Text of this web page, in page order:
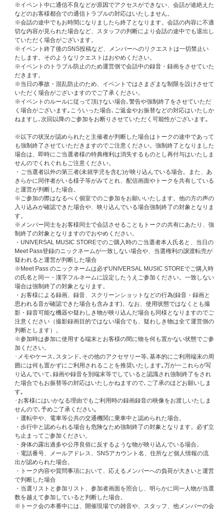
◆タイムテーブル
・1部・・・・ 13:00～13:30（受付開始 / 12:45 ～ 受付終了 / 13:05）
・2部・・・・ 13:30～14:00（受付開始 / 13:15 ～ 受付終了 / 13:35）
・3部・・・・ 14:00～14:30（受付開始 / 13:45 ～ 受付終了 / 14:05）
・4部・・・・ 14:30～15:00（受付開始 / 14:15 ～ 受付終了 / 14:35）
・5部・・・・ 15:00～15:30（受付開始 / 14:45 ～ 受付終了 / 15:05）
・6部・・・・ 16:00～16:30（受付開始 / 15:45 ～ 受付終了 / 16:05）
・7部・・・・ 16:30～17:00（受付開始 / 16:15 ～ 受付終了 / 16:35）
・8部・・・・ 17:00～17:30（受付開始 / 16:45 ～ 受付終了 / 17:05）
・9部・・・・ 17:30～18:00（受付開始 / 17:15 ～ 受付終了 / 17:35）
・10部・・・・ 18:00～18:30（受付開始 / 17:45 ～ 受付終了 / 18:05）
個別オンライントーク会参加メンバー
谷真佑
個別オンライントーク会について
■参加ご希望のお客様は、UNIVERSAL MUSIC STORE内の「個別オンライ
ントーク会抽選対象ページ」にて8th single通常盤（個別オンライントーク
会抽選対象）をご予約・ご入金ください。
個別オンライントーク会抽選対象でない『スターライトランデブー』通常盤
をご購入のお客様は抽選の対象外となります。
■お申し込み時に、ご希望の部（時間帯）と希望メンバーをお選び下さい。
■CD1枚のご購入で一口応募となります（複数ご応募可）。抽選方式につ
き、ご購入・ご入金されても落選する場合もございます。
■同一人物による複数の会員登録は禁止となります。複数アカウントでのイ
ベント参加が発覚した際は不正行為とみなしイベントの参加をお断りさせて
いただきます。
■個別オンライントーク会の当選権利は、ご選択頂いたメンバー・開催日・
開催部（時間帯）のみ有効となります。
■主催者側によって割り当てた開催時間内での対応とさせて頂きます。
■1回のご当選につき、メンバーとのオンライントーク時間は30秒となりま
す。会話の途中でもお時間になりましたら終了となります。
■参加時間は主催者側であらかじめ指定させていただきます。参加時間の変
更等のご要望には一切対応できません。この点をご了承いただける方のみご
応募ください。
■個別オンライントーク会のご参加は、ご当選者様本人に限ります。下部に
ある「イベントに関する注意事項」をよくお読みになりルールをご理解のう
えご参加ください。
個別オンライントーク会に関する注意事項
■イベントアプリ「Meet Pass」（ミートパス）について
初めての方は以下の「ご利用ガイド」を必ずご確認のうえアプリのインスト
ールとユーザーアカウントを作成ください。
ご利用ガイド:
https://meetpass.jp/guide/
※Meet Passアプリのご利用には下記の条件が必要です｡
・SMS送受信が可能であること
・iOS12.0以上、Android8.0以上
・インカメラ、マイクが正常動作すること
・イベント当日20Mbps以上の回線速度を安定して保てるネット回線を利用
できること
※本イベントにご参加いただくためには、Meet Passでのユーザーアカウン
トの作成、およびMeet Passのアプリをインストールした端末（スマートフ
ォン）が必要となります。
※イベントにご参加いただくにはMeet Pass アプリでの参加券の受け取りの
ほか､Meet Pass への｢UNIVERSAL MUSIC STOREでご登録いただいている
お名前を、漢字フルネームでニックネーム項目の編集｣が必須となります｡
※イベント中に通信不良などが原因でアクセスができない、会話が途絶えた
などのお客様都合での通信トラブルの対応はいたしません。
※会話の途中でもお時間になりましたら終了となります。会話の内容に不適
切な内容が見られた場合など、スタッフの判断により会話の途中でも退出し
ていただく場合がございます。
※イベント終了後のSNS投稿など、メンバーへのリクエストは一切禁止い
たします。そのようなリクエストはおやめください。
※イベントのトラブル防止のため運営側で会話中の録音・録画をさせていた
だきます。
※当日の事故・混乱防止のため、イベントではさまざまな制限を設けさせて
いただく場合がございますのでご了承ください。
※イベントのルールに従って頂けない場合､警告や強制終了をさせていただ
く場合がございます｡こういった場合､ご返金やお振替などの対応はいたしか
ねますし､次回以降のご参加をお断りさせていただく可能性がございます｡
※以下の状況が認められたと主催者が判断した場合はトークの途中であって
も強制終了させていただきますのでご注意ください。強制終了となりました
場合は、即時にご当選者様の特典権利は消失するものとし再付与はいたしま
せんのでくれぐれもご注意ください。
・ご当選者以外の第三者(未就学児を含む)が映り込んでいる場合。また、あ
きらかに同伴者がいる様子等がみてとれ、配信画面やトークを共有している
と運営が判断した場合。
※ご参加の際はなるべく個室でのご参加をお願いいたします。他の方の声の
入り込みが確認できた場合や、映り込んでいる場合強制終了の対象となりま
す。
※メンバー同士をお客様同士で会話させることもトークの共有にあたり、強
制終了の対象となりますのでおやめください。
・UNIVERSAL MUSIC STOREでのご購入時のご当選者本人氏名と、当日の
Meet Pass登録のニックネームが一致しない場合や、当選権利の譲渡転売が
疑われると運営が判断した場合
※Meet Pass のニックネームは必ずUNIVERSAL MUSIC STOREでご購入時
の氏名と同一・漢字フルネームに設定したうえご参加ください。一致しない
場合は強制終了の対象となります。
・お客様による録画、録音、スクリーンショットなどの行為(録音・録画と
思われる音が確認できた場合も含みます)。なお、使用状態ではなくとも撮
影・録音可能な機器や疑わしき物が映り込んだ場合も同様となりますのでご
注意ください（撮影録画目的ではない場合でも、疑わしき物は全て運営側の
判断とします）。
※参加時は参加に使用する端末とお客様の間に物を何も置かない状態でご参
加ください。
･メモやケース､スタンド､その他のアクセサリー等､基本的にご利用端末の周
囲には何も置かずにご利用されることを推奨いたします｡万が一これらが写
り込んでいて､録画や録音を別端末等でしていると認識され強制終了をされ
た場合でもお振替等の対応はいたしかねますので､ご了承のほどお願いしま
す｡
･お客様にはいかなる理由でもご利用時の録画録音の映像をお渡しいたしま
せんので､予めご了承ください｡
・運転中や、電車等公共の交通機関に乗車中と認められた場合。
・歩行中と認められる場合も危険なため強制終了の対象となります。必ず立
ち止まってご参加ください。
・身体の露出過多や公序良俗に反するような物が映り込んでいる場合。
・電話番号、メールアドレス、SNSアカウント名、住所など個人情報の流
出が認められた場合。
・トーク内容や質問事項において、応えるメンバーへの負荷が大きいと運営
で判断した場合
・当選リストと参加リスト、参加者画面を照合し、明らかに同一人物が当選
数を越えて参加していると判断した場合。
※トーク会の本番中には、開催現場での雑音や、スタッフ、他メンバーの会